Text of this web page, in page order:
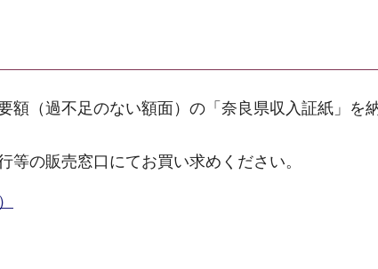
額（過不足のない額面）の「奈良県収入証紙」を
の販売窓口にてお買い求めください。